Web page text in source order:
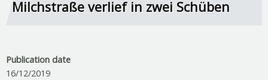
Milchstraße verlief in zwei Schüben
Publication date
16/12/2019